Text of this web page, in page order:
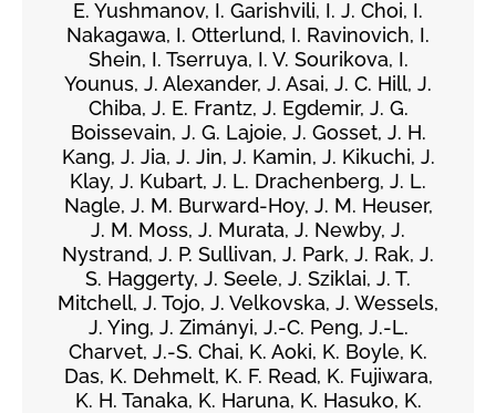
E. Yushmanov, I. Garishvili, I. J. Choi, I.
Nakagawa, I. Otterlund, I. Ravinovich, I.
Shein, I. Tserruya, I. V. Sourikova, I.
Younus, J. Alexander, J. Asai, J. C. Hill, J.
Chiba, J. E. Frantz, J. Egdemir, J. G.
Boissevain, J. G. Lajoie, J. Gosset, J. H.
Kang, J. Jia, J. Jin, J. Kamin, J. Kikuchi, J.
Klay, J. Kubart, J. L. Drachenberg, J. L.
Nagle, J. M. Burward-Hoy, J. M. Heuser,
J. M. Moss, J. Murata, J. Newby, J.
Nystrand, J. P. Sullivan, J. Park, J. Rak, J.
S. Haggerty, J. Seele, J. Sziklai, J. T.
Mitchell, J. Tojo, J. Velkovska, J. Wessels,
J. Ying, J. Zimányi, J.-C. Peng, J.-L.
Charvet, J.-S. Chai, K. Aoki, K. Boyle, K.
Das, K. Dehmelt, K. F. Read, K. Fujiwara,
K. H. Tanaka, K. Haruna, K. Hasuko, K.